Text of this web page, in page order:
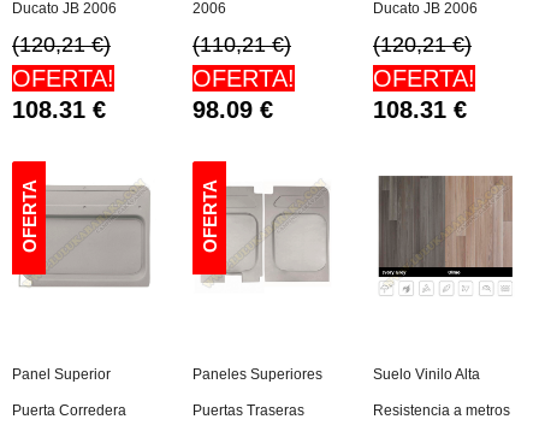
Ducato JB 2006
(120,21 €)
OFERTA!
108.31 €
2006
(110,21 €)
OFERTA!
98.09 €
Ducato JB 2006
(120,21 €)
OFERTA!
108.31 €
Panel Superior
Puerta Corredera
Paneles Superiores
Puertas Traseras
Suelo Vinilo Alta
Resistencia a metros